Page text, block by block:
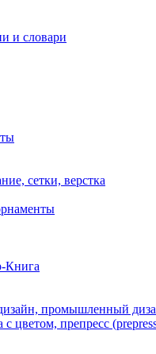
и словари
сетки, верстка
Книга
промышленный
цветом, препресс